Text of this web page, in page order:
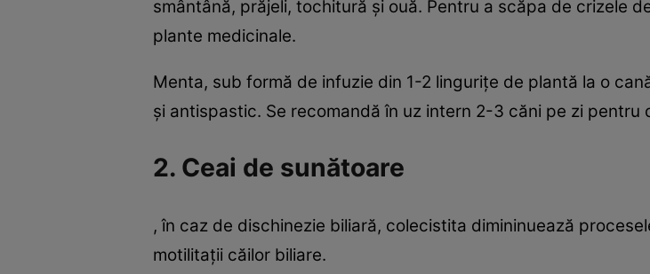
smântână, prăjeli, tochitură şi ouă. Pentru a scăpa de crizele
plante medicinale.
Menta, sub formă de infuzie din 1-2 linguriţe de plantă la o
şi antispastic. Se recomandă în uz intern 2-3 căni pe zi pentru
2. Ceai de sunătoare
, în caz de dischinezie biliară, colecistita dimininuează
motilitaţii căilor biliare.